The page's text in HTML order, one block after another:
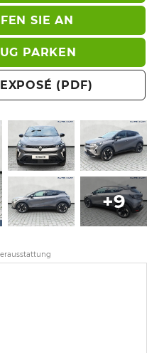
SIE AN
PARKEN
(PDF)
+9